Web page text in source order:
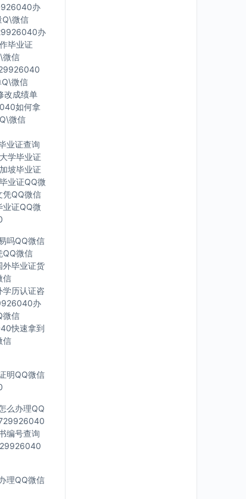
办
Q\微信
办
毕业证
微信
微信
改成绩单
如何拿
微信
业证查询
学毕业证
坡毕业证
业证QQ微
QQ微信
证QQ微
吗QQ微信
微信
毕业证货
信
历认证咨
办
微信
快速拿到
信
明QQ微信
么办理QQ
编号查询
理QQ微信